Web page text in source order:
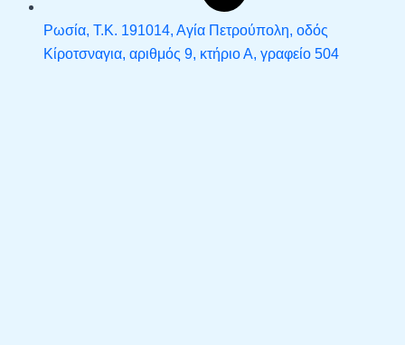
Ρωσία, Τ.Κ. 191014, Αγία Πετρούπολη, οδός
Κίροτσναγια, αριθμός 9, κτήριο Α, γραφείο 504